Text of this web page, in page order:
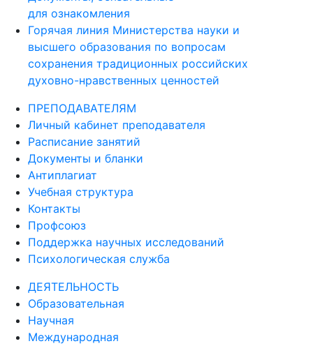
для ознакомления
Горячая линия Министерства науки и
высшего образования по вопросам
сохранения традиционных российских
духовно-нравственных ценностей
ПРЕПОДАВАТЕЛЯМ
Личный кабинет преподавателя
Расписание занятий
Документы и бланки
Антиплагиат
Учебная структура
Контакты
Профсоюз
Поддержка научных исследований
Психологическая служба
ДЕЯТЕЛЬНОСТЬ
Образовательная
Научная
Международная